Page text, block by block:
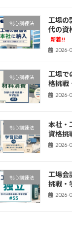
制心訓練法
工場の
代の資
新着!!
2026-
制心訓練法
工場で
格挑戦
2026-
制心訓練法
本社・
資格挑
2026-
制心訓練法
工場会
挑戦・
2026-